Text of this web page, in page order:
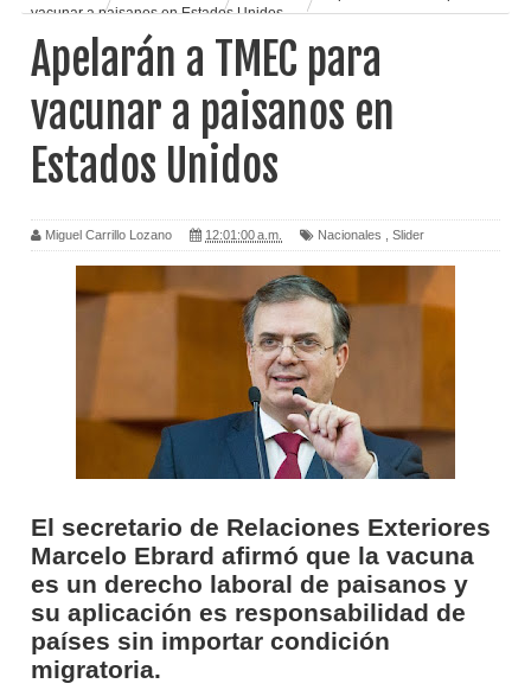
vacunar a paisanos en Estados Unidos
Apelarán a TMEC para
vacunar a paisanos en
Estados Unidos
Miguel Carrillo Lozano 12:01:00 a.m. Nacionales Slider
El secretario de Relaciones Exteriores
Marcelo Ebrard afirmó que la vacuna
es un derecho laboral de paisanos y
su aplicación es responsabilidad de
países sin importar condición
migratoria.